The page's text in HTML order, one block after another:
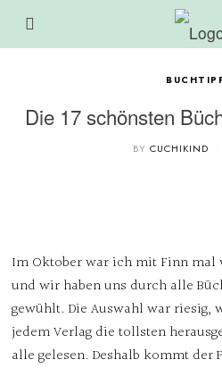
Die 17 schönsten
BY CUCHIKIND
Im Oktober war ich mit Finn mal
und wir haben uns durch alle
gewühlt. Die Auswahl war riesig,
jedem Verlag die tollsten
alle gelesen. Deshalb kommt der